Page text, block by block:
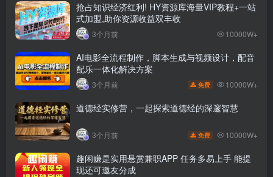
抢占知识经济红利! HY资源库海量VIP教程+一站
式加盟,助你资源收益双丰收
3个月前 10000W+
AI电影全流程制作，脚本生成与视频设计，配音
配乐一体化解决方案
3个月前 免费 10000W+
道德经实修营，一起探索道德经的深邃智慧
3个月前 免费 10000W+
趣闲赚是实用悬赏兼职APP 任务多易上手 能提
现还可邀友分成